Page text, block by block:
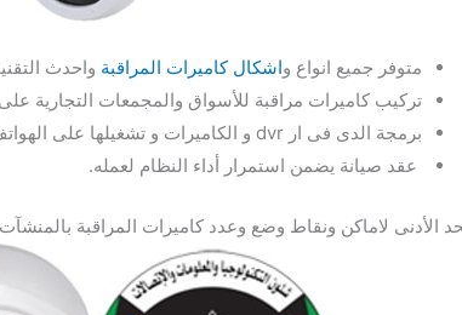
متوفر جميع انواع واشكال كاميرات المراقبة واحدث
تركيب كاميرات مراقبة للأسواق والمجمعات التجارية
برمجة الدى فى ار dvr و الكاميرات و تشغيلها على الهواتف الذكية للمشاهدة عن بعد.
عقد صيانة يضمن استمرار أداء النظام لعمله.
الأدنى لاماكن ونقاط وضع وعدد كاميرات المراقبة بالمنشآت